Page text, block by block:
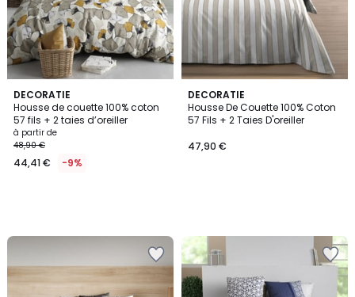
DECORATIE
Housse de couette 100% coton
57 fils + 2 taies d’oreiller
à partir de
48,90 €
44,41 € -9%
DECORATIE
Housse De Couette 100% Coton
57 Fils + 2 Taies D'oreiller
47,90 €